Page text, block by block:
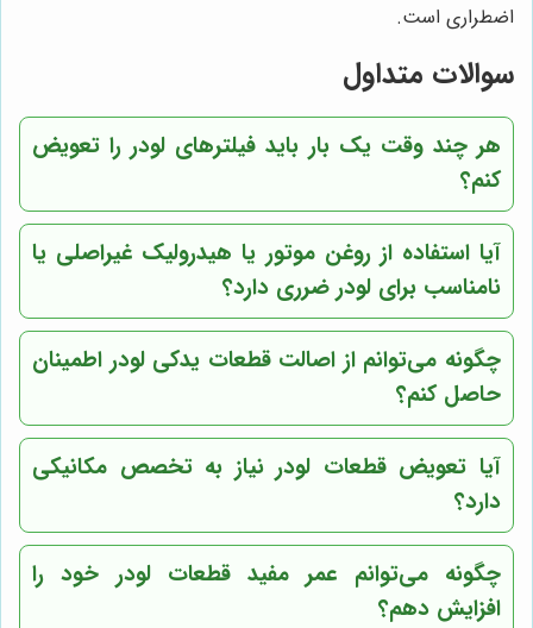
اضطراری است.
سوالات متداول
هر چند وقت یک بار باید فیلترهای لودر را تعویض
کنم؟
آیا استفاده از روغن موتور یا هیدرولیک غیراصلی یا
نامناسب برای لودر ضرری دارد؟
چگونه می‌توانم از اصالت قطعات یدکی لودر اطمینان
حاصل کنم؟
آیا تعویض قطعات لودر نیاز به تخصص مکانیکی
دارد؟
چگونه می‌توانم عمر مفید قطعات لودر خود را
افزایش دهم؟